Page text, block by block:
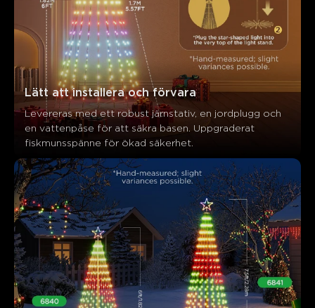
Lätt att installera och förvara
Levereras med ett robust järnstativ, en jordplugg och
en vattenpåse för att säkra basen. Uppgraderat
fiskmunsspänne för ökad säkerhet.